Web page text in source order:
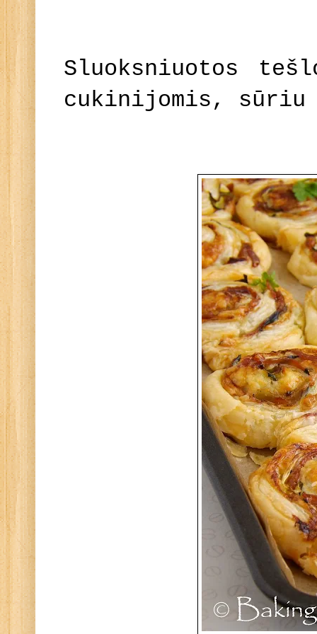
Sluoksniuotos
cukinijomis, sūriu